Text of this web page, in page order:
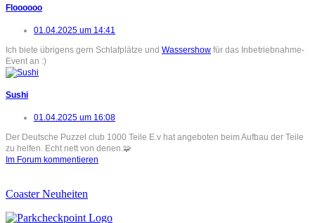
Floooooo
01.04.2025 um 14:41
Ich biete übrigens gern Schlafplätze und Wassershow für das Inbetriebnahme-
Event an :)
Sushi
01.04.2025 um 16:08
Der Deutsche Puzzel club 1000 Teile E.v hat angeboten beim Aufbau der Teile
zu helfen. Echt nett von denen.🧩
Im Forum kommentieren
Coaster Neuheiten